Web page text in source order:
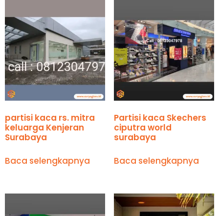
partisi kaca rs. mitra
keluarga Kenjeran
Surabaya
Baca selengkapnya
Partisi kaca Skechers
ciputra world
surabaya
Baca selengkapnya